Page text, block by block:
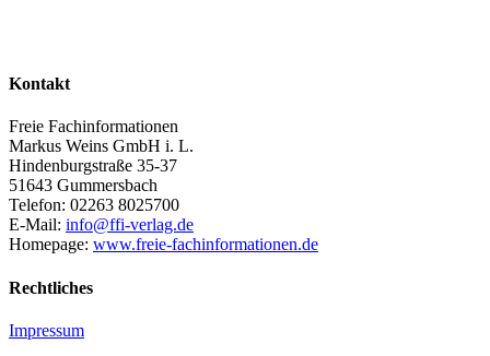
Kontakt
Freie Fachinformationen
Markus Weins GmbH i. L.
Hindenburgstraße 35-37
51643 Gummersbach
Telefon: 02263 8025700
E-Mail: info@ffi-verlag.de
Homepage: www.freie-fachinformationen.de
Rechtliches
Impressum